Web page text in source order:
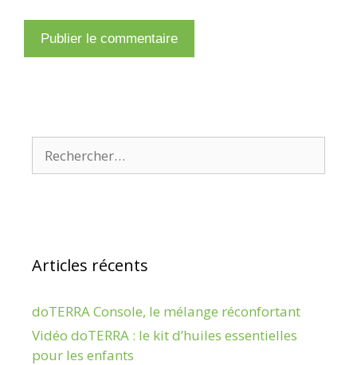
Articles récents
doTERRA Console, le mélange réconfortant
Vidéo doTERRA : le kit d’huiles essentielles
pour les enfants